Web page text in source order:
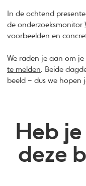
In de ochtend
de onderzoeksmonitor
voorbeelden en
We raden je aan om
te melden. Beide
beeld – dus we hopen
Heb
deze